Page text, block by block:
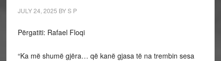
JULY 24, 2025 BYS P
Përgatiti: Rafael Floqi
“Ka më shumë gjëra… që kanë gjasa të na trembin sesa